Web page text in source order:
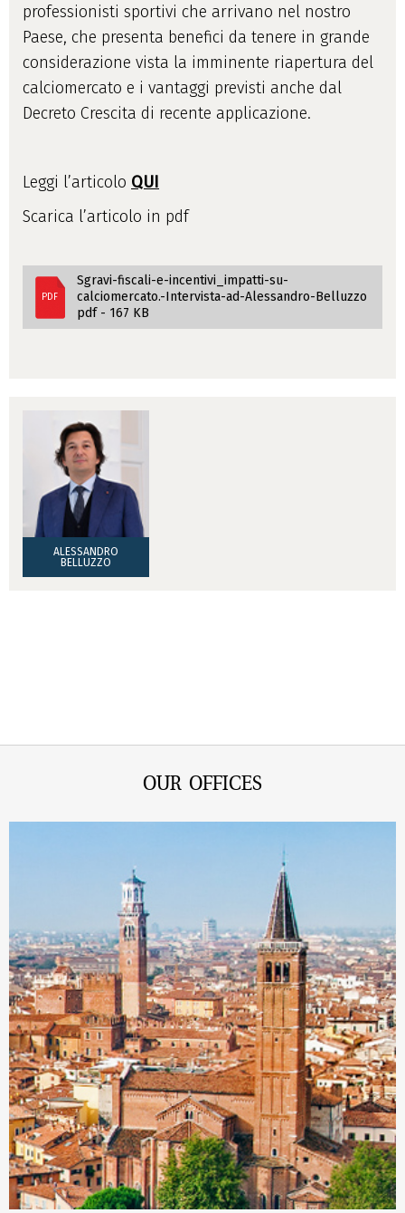
professionisti sportivi che arrivano nel nostro
Paese, che presenta benefici da tenere in grande
considerazione vista la imminente riapertura del
calciomercato e i vantaggi previsti anche dal
Decreto Crescita di recente applicazione.
Leggi l’articolo QUI
Scarica l’articolo in pdf
PDF
Sgravi-fiscali-e-incentivi_impatti-su-
calciomercato.-Intervista-ad-Alessandro-Belluzzo
pdf - 167 KB
ALESSANDRO
BELLUZZO
OUR OFFICES